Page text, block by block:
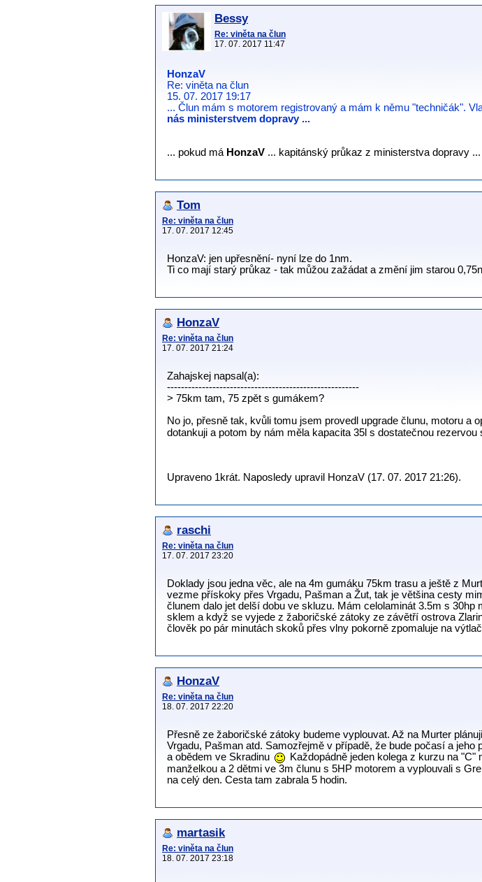
Bessy
Re: viněta na člun
17. 07. 2017 11:47
HonzaV
Re: viněta na člun
15. 07. 2017 19:17
... Člun mám s motorem registrovaný a mám k němu "techničák".
nás ministerstvem dopravy ...
... pokud má HonzaV ... kapitánský průkaz z ministerstva dopravy
Tom
Re: viněta na člun
17. 07. 2017 12:45
HonzaV: jen upřesnění- nyní lze do 1nm.
Ti co mají starý průkaz - tak můžou zažádat a změní jim starou
HonzaV
Re: viněta na člun
17. 07. 2017 21:24
Zahajskej napsal(a):
-------------------------------------------------------
> 75km tam, 75 zpět s gumákem?
No jo, přesně tak, kvůli tomu jsem provedl upgrade člunu, motoru a
dotankuji a potom by nám měla kapacita 35l s dostatečnou
Upraveno 1krát. Naposledy upravil HonzaV (17. 07. 2017 21:26).
raschi
Re: viněta na člun
17. 07. 2017 23:20
Doklady jsou jedna věc, ale na 4m gumáku 75km trasu a ještě z
vezme přískoky přes Vrgadu, Pašman a Žut, tak je většina cesty
člunem dalo jet delší dobu ve skluzu. Mám celolaminát 3.5m s
sklem a když se vyjede z žaboričské zátoky ze závětří ostrova
člověk po pár minutách skoků přes vlny pokorně zpomaluje na
HonzaV
Re: viněta na člun
18. 07. 2017 22:20
Přesně ze žaboričské zátoky budeme vyplouvat. Až na Murter
Vrgadu, Pašman atd. Samozřejmě v případě, že bude počasí a
a obědem ve Skradinu
Každopádně jeden kolega z kurzu na
manželkou a 2 dětmi ve 3m člunu s 5HP motorem a vyplouvali s
na celý den. Cesta tam zabrala 5 hodin.
martasik
Re: viněta na člun
18. 07. 2017 23:18